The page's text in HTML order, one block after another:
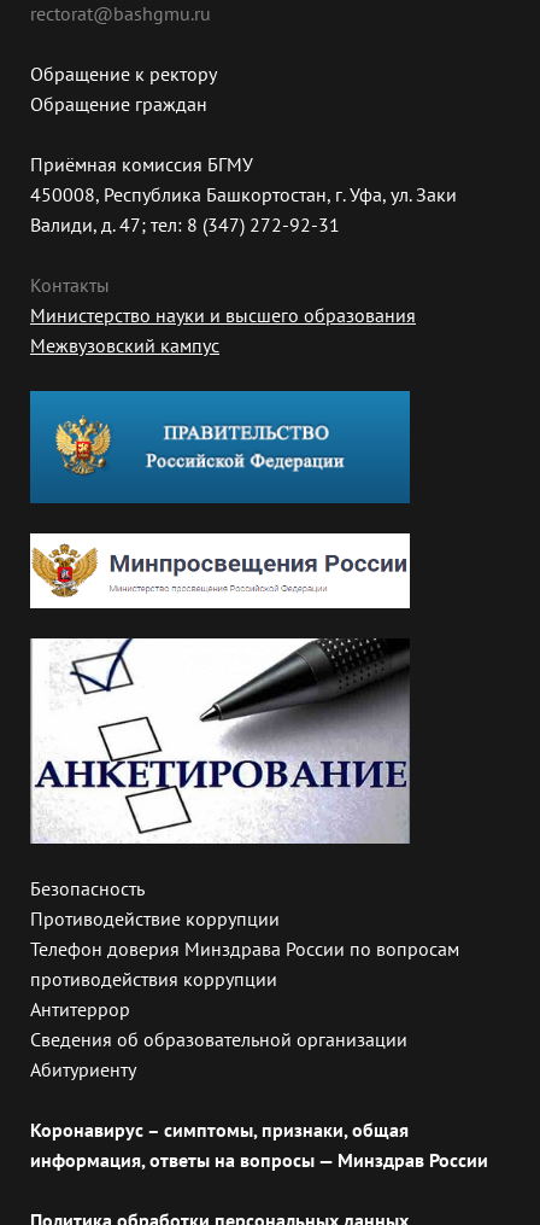
rectorat@bashgmu.ru
Обращение к ректору
Обращение граждан
Приёмная комиссия БГМУ
450008, Республика Башкортостан, г. Уфа, ул. Заки
Валиди, д. 47; тел: 8 (347) 272-92-31
Контакты
Министерство науки и высшего образования
Межвузовский кампус
Безопасность
Противодействие коррупции
Телефон доверия Минздрава России по вопросам
противодействия коррупции
Антитеррор
Сведения об образовательной организации
Абитуриенту
Коронавирус – симптомы, признаки, общая
информация, ответы на вопросы — Минздрав России